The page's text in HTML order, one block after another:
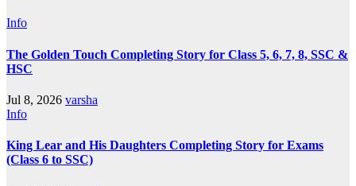
Info
The Golden Touch Completing Story for Class 5, 6, 7, 8, SSC &
HSC
Jul 8, 2026 varsha
Info
King Lear and His Daughters Completing Story for Exams
(Class 6 to SSC)